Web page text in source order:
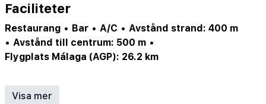
Faciliteter
Restaurang • Bar • A/C • Avstånd strand: 400 m
• Avstånd till centrum: 500 m •
Flygplats Málaga (AGP): 26.2 km
Parkering/garage (ev. mot avgift)
Visa mer